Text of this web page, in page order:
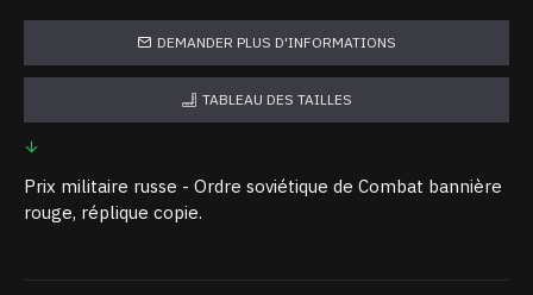
DEMANDER PLUS D'INFORMATIONS
TABLEAU DES TAILLES
Prix militaire russe - Ordre soviétique de Combat bannière
rouge, réplique copie.